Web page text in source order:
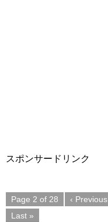
スポンサードリンク
Page 2 of 28 ‹ Previous
Last »